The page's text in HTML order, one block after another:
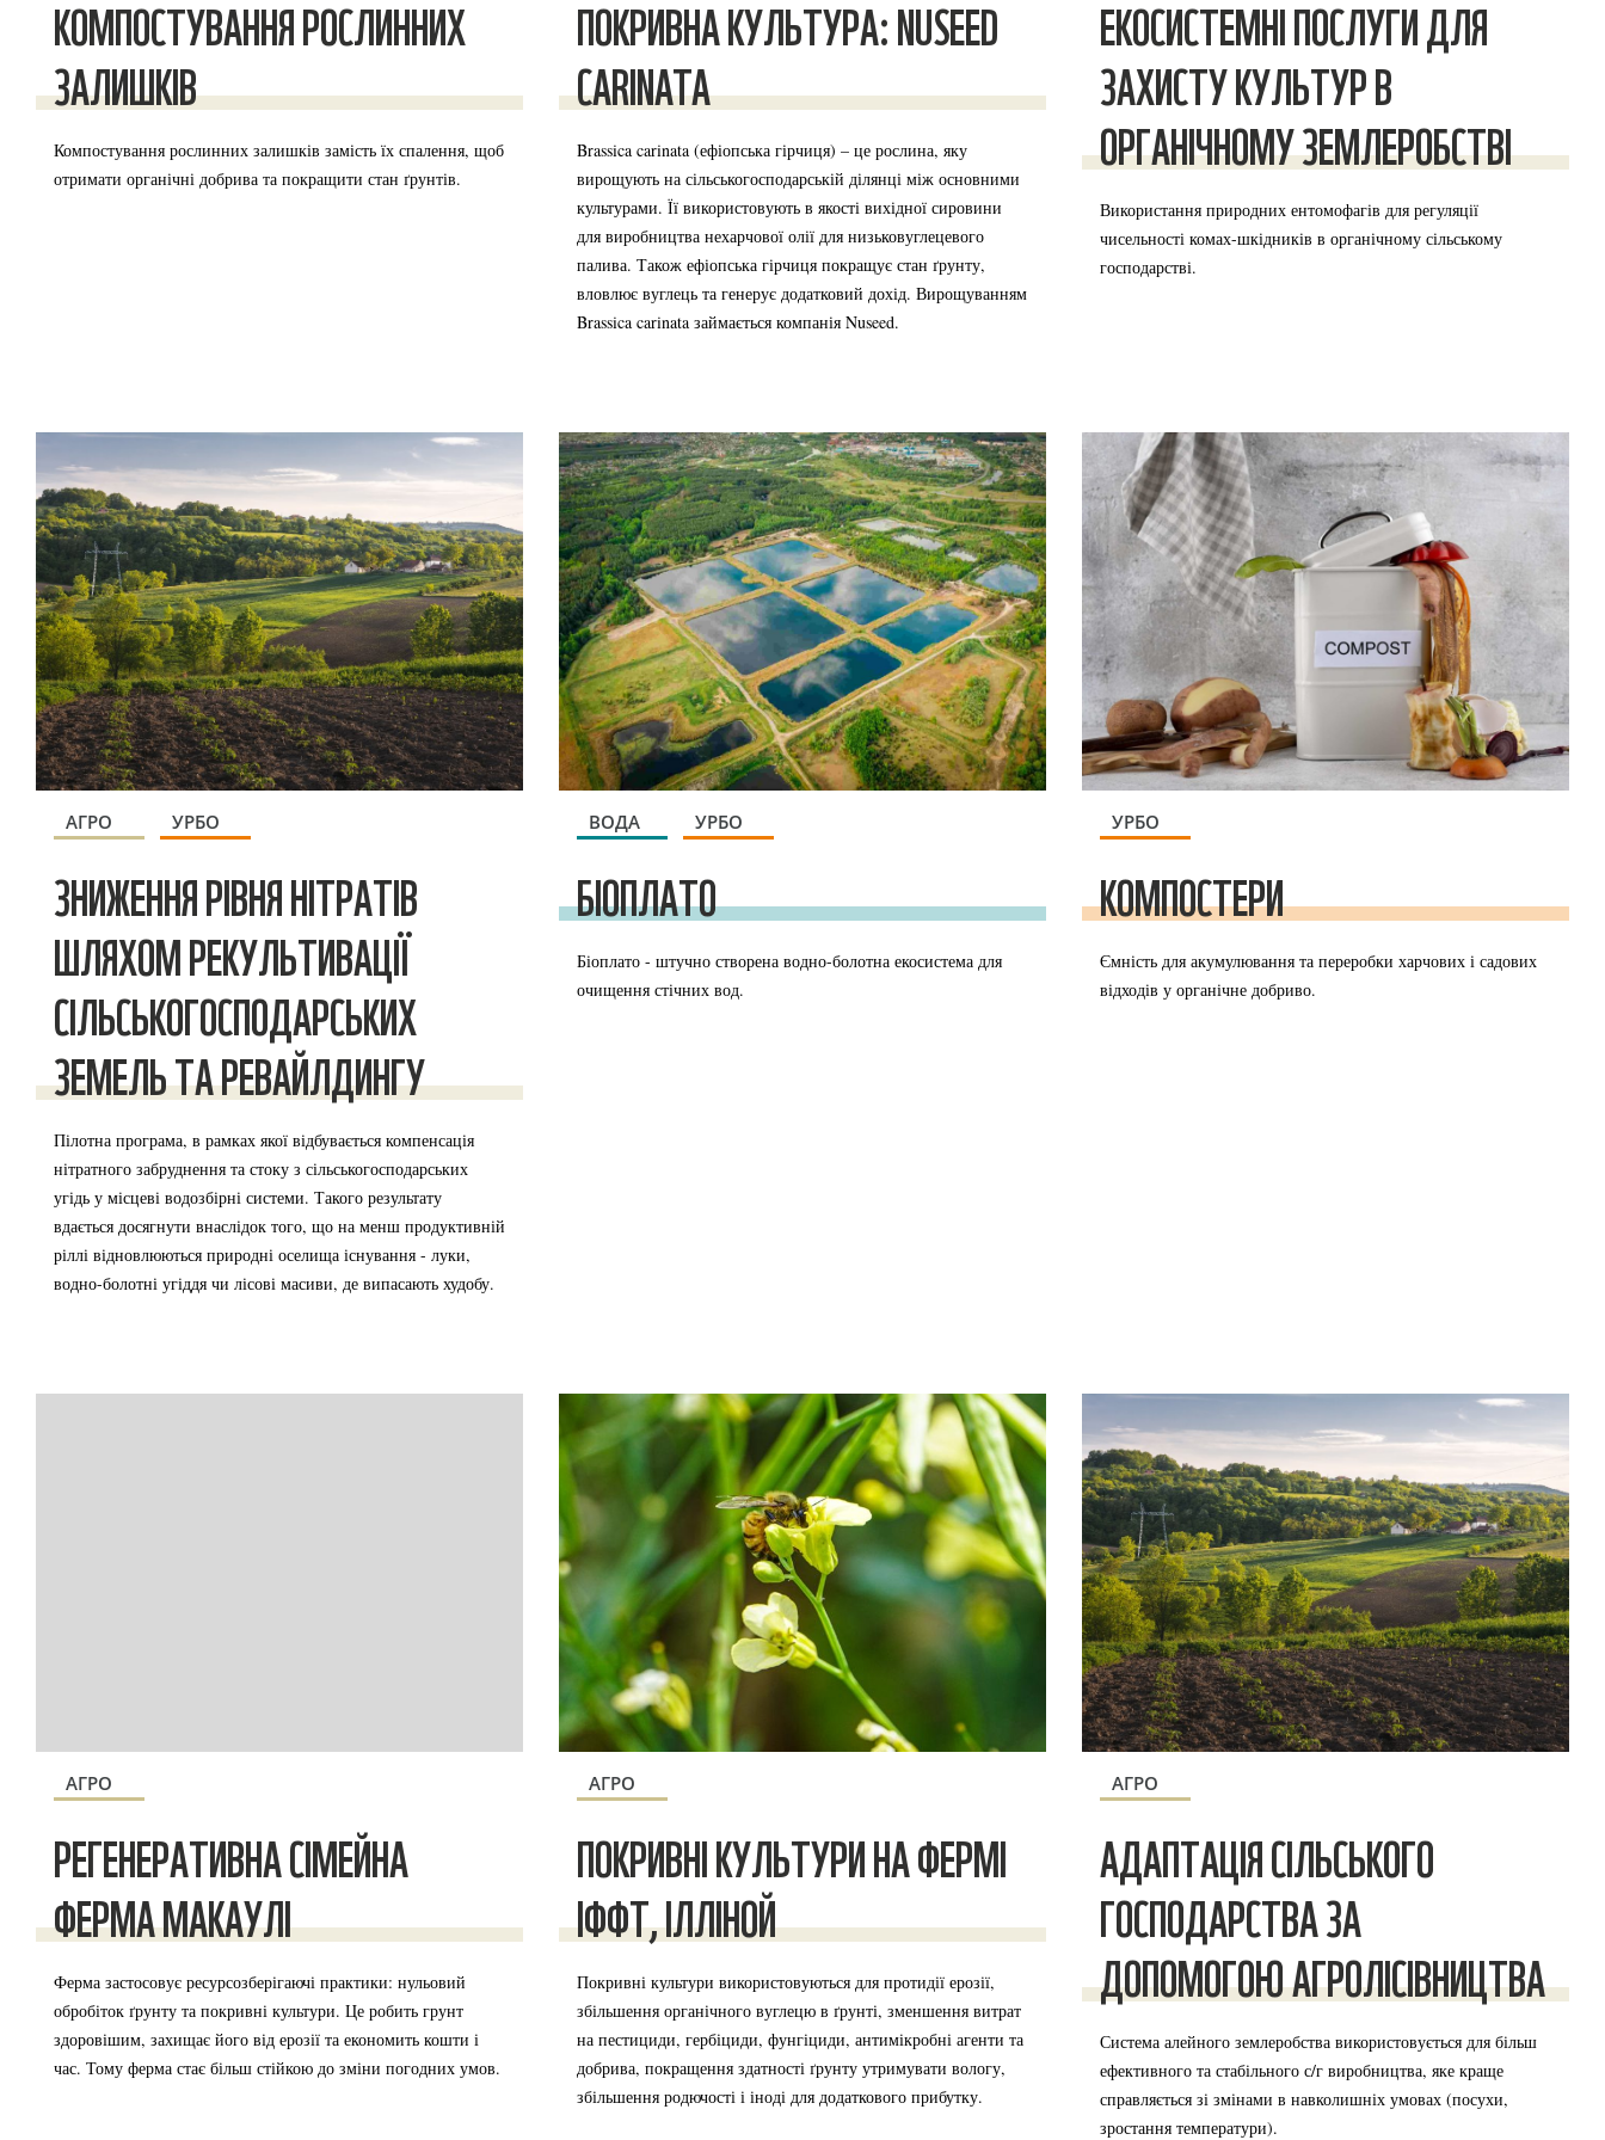
КОМПОСТУВАННЯ РОСЛИННИХ
ЗАЛИШКІВ
Компостування рослинних залишків замість їх спалення, щоб
отримати органічні добрива та покращити стан ґрунтів.
ПОКРИВНА КУЛЬТУРА: NUSEED
CARINATA
Brassica carinata (ефіопська гірчиця) – це рослина, яку
вирощують на сільськогосподарській ділянці між основними
культурами. Її використовують в якості вихідної сировини
для виробництва нехарчової олії для низьковуглецевого
палива. Також ефіопська гірчиця покращує стан ґрунту,
вловлює вуглець та генерує додатковий дохід. Вирощуванням
Brassica carinata займається компанія Nuseed.
ЕКОСИСТЕМНІ ПОСЛУГИ ДЛЯ
ЗАХИСТУ КУЛЬТУР В
ОРГАНІЧНОМУ ЗЕМЛЕРОБСТВІ
Використання природних ентомофагів для регуляції
чисельності комах-шкідників в органічному сільському
господарстві.
АГРО УРБО
ЗНИЖЕННЯ РІВНЯ НІТРАТІВ
ШЛЯХОМ РЕКУЛЬТИВАЦІЇ
СІЛЬСЬКОГОСПОДАРСЬКИХ
ЗЕМЕЛЬ ТА РЕВАЙЛДИНГУ
Пілотна програма, в рамках якої відбувається компенсація
нітратного забруднення та стоку з сільськогосподарських
угідь у місцеві водозбірні системи. Такого результату
вдається досягнути внаслідок того, що на менш продуктивній
ріллі відновлюються природні оселища існування - луки,
водно-болотні угіддя чи лісові масиви, де випасають худобу.
ВОДА УРБО
БІОПЛАТО
Біоплато - штучно створена водно-болотна екосистема для
очищення стічних вод.
УРБО
КОМПОСТЕРИ
Ємність для акумулювання та переробки харчових і садових
відходів у органічне добриво.
АГРО
РЕГЕНЕРАТИВНА СІМЕЙНА
ФЕРМА МАКАУЛІ
Ферма застосовує ресурсозберігаючі практики: нульовий
обробіток ґрунту та покривні культури. Це робить грунт
здоровішим, захищає його від ерозії та економить кошти і
час. Тому ферма стає більш стійкою до зміни погодних умов.
АГРО
ПОКРИВНІ КУЛЬТУРИ НА ФЕРМІ
ІФФТ, ІЛЛІНОЙ
Покривні культури використовуються для протидії ерозії,
збільшення органічного вуглецю в ґрунті, зменшення витрат
на пестициди, гербіциди, фунгіциди, антимікробні агенти та
добрива, покращення здатності ґрунту утримувати вологу,
збільшення родючості і іноді для додаткового прибутку.
АГРО
АДАПТАЦІЯ СІЛЬСЬКОГО
ГОСПОДАРСТВА ЗА
ДОПОМОГОЮ АГРОЛІСІВНИЦТВА
Система алейного землеробства використовується для більш
ефективного та стабільного с/г виробництва, яке краще
справляється зі змінами в навколишніх умовах (посухи,
зростання температури).